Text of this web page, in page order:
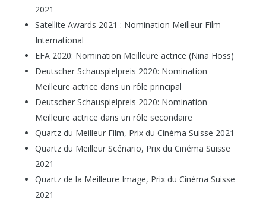
2021
Satellite Awards 2021 : Nomination Meilleur Film
International
EFA 2020: Nomination Meilleure actrice (Nina Hoss)
Deutscher Schauspielpreis 2020: Nomination
Meilleure actrice dans un rôle principal
Deutscher Schauspielpreis 2020: Nomination
Meilleure actrice dans un rôle secondaire
Quartz du Meilleur Film, Prix du Cinéma Suisse 2021
Quartz du Meilleur Scénario, Prix du Cinéma Suisse
2021
Quartz de la Meilleure Image, Prix du Cinéma Suisse
2021